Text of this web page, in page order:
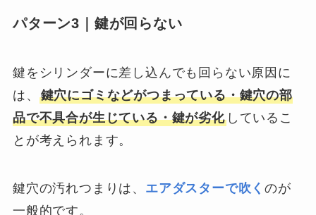
パターン3｜鍵が回らない
鍵をシリンダーに差し込んでも回らない原因に
は、 鍵穴にゴミなどがつまっている・鍵穴の部
品で不具合が生じている・鍵が劣化しているこ
とが考えられます。
鍵穴の汚れつまりは、 エアダスターで吹くのが
一般的です。